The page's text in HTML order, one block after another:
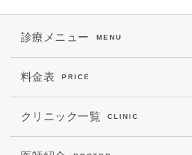
診療メニュー MENU
料金表 PRICE
クリニック一覧 CLINIC